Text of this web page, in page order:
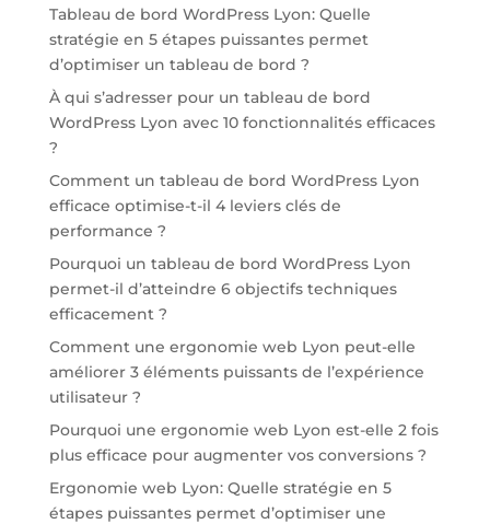
Tableau de bord WordPress Lyon: Quelle
stratégie en 5 étapes puissantes permet
d’optimiser un tableau de bord ?
À qui s’adresser pour un tableau de bord
WordPress Lyon avec 10 fonctionnalités efficaces
?
Comment un tableau de bord WordPress Lyon
efficace optimise-t-il 4 leviers clés de
performance ?
Pourquoi un tableau de bord WordPress Lyon
permet-il d’atteindre 6 objectifs techniques
efficacement ?
Comment une ergonomie web Lyon peut-elle
améliorer 3 éléments puissants de l’expérience
utilisateur ?
Pourquoi une ergonomie web Lyon est-elle 2 fois
plus efficace pour augmenter vos conversions ?
Ergonomie web Lyon: Quelle stratégie en 5
étapes puissantes permet d’optimiser une